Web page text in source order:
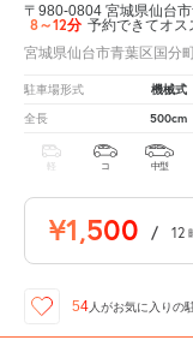
〒980-0804 宮城県仙台
8～12分 予約できてオス
宮城県仙台市青葉区国分
駐車場形式 機械式
全長 500cm
軽 コ 中型
¥1,500 / 12
54人がお気に入りの